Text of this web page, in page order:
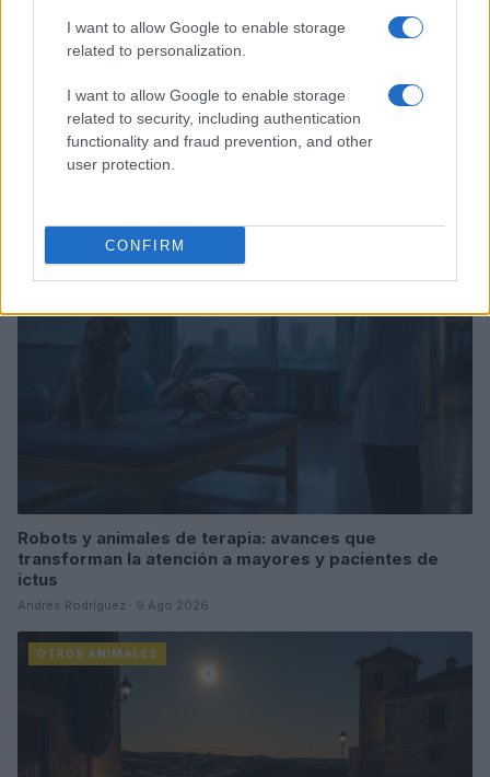
I want to allow Google to enable storage
related to personalization.
I want to allow Google to enable storage
related to security, including authentication
functionality and fraud prevention, and other
user protection.
CONFIRM
Explorando Ibiza con niños: planes educativos y
divertidos fuera de la playa
OTROS ANIMALES
Robots y animales de terapia: avances que
transforman la atención a mayores y pacientes de
ictus
Andrés Rodríguez · 9 Ago 2026
OTROS ANIMALES